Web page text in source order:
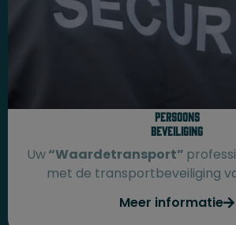
Persoons
beveiliging
Uw“Waardetransport”
met de transportbeveiliging
Meer informatie